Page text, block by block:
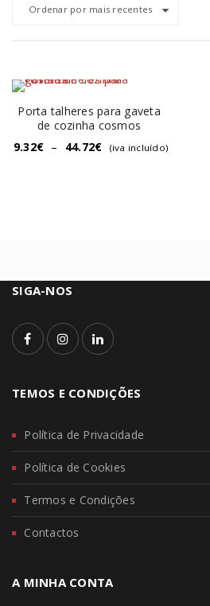
Ordenar por mais recentes
Porta talheres para gaveta
de cozinha cosmos
9.32€ – 44.72€ (iva incluído)
SIGA-NOS
TEMOS E CONDIÇÕES
Política de Privacidade
Política de Cookies
Termos e Condições
Contactos
A MINHA CONTA